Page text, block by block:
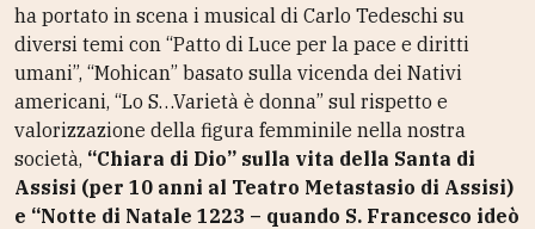
ha portato in scena i musical di Carlo Tedeschi su
diversi temi con “Patto di Luce per la pace e diritti
umani”, “Mohican” basato sulla vicenda dei Nativi
americani, “Lo S…Varietà è donna” sul rispetto e
valorizzazione della figura femminile nella nostra
società, “Chiara di Dio” sulla vita della Santa di
Assisi (per 10 anni al Teatro Metastasio di Assisi)
e “Notte di Natale 1223 – quando S. Francesco ideò